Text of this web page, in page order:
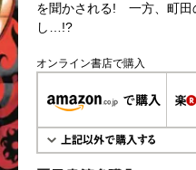
を聞かされる! 一方、町田
し…!?
オンライン書店で購入